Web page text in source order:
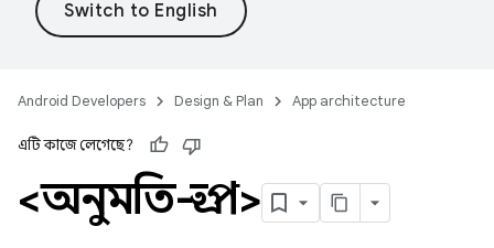
Android Developers Design & Plan App architecture
এটি কাজে লেগেছে?
<অনুমতি-গ্রুপ>